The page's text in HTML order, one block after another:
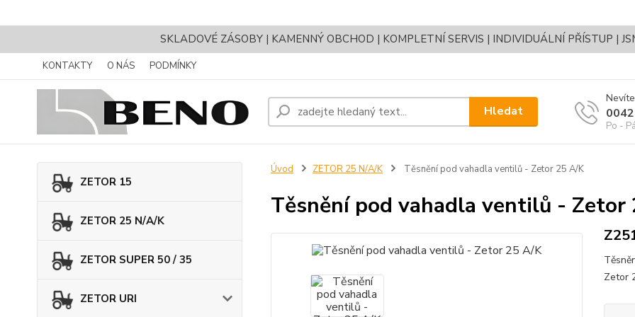
SKLADOVÉ ZÁSOBY | KAMENNÝ OBCHOD | KOMPLETNÍ SERVIS | INDIVIDUÁLNÍ PŘÍSTUP |
KONTAKTY O NÁS PODMÍNKY
Hledat
Po -
ZETOR 15
ZETOR 25 N/A/K
ZETOR SUPER 50 / 35
ZETOR URI
Úvod ZETOR 25 N/A/K Těsnění pod vahadla ventilů - Zetor 25 A/K
Těsnění pod vahadla ventilů - Zetor
Zetor